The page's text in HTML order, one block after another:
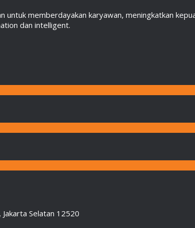
memberdayakan karyawan, meningkatkan
dan intelligent.
Selatan 12520